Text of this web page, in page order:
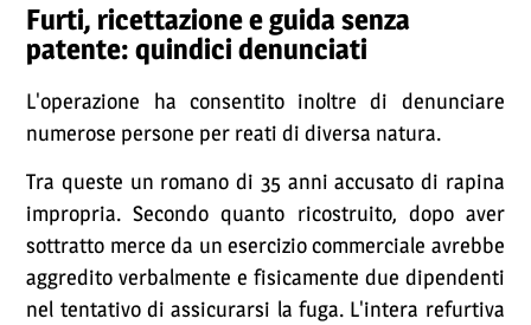
Furti, ricettazione e guida senza
patente: quindici denunciati
L'operazione ha consentito inoltre di denunciare
numerose persone per reati di diversa natura.
Tra queste un romano di 35 anni accusato di rapina
impropria. Secondo quanto ricostruito, dopo aver
sottratto merce da un esercizio commerciale avrebbe
aggredito verbalmente e fisicamente due dipendenti
nel tentativo di assicurarsi la fuga. L'intera refurtiva